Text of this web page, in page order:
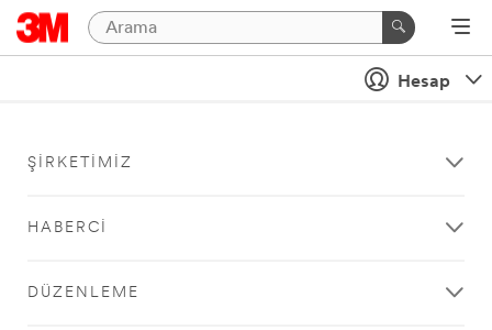
Hesap
ŞIRKETIMIZ
HABERCI
DÜZENLEME